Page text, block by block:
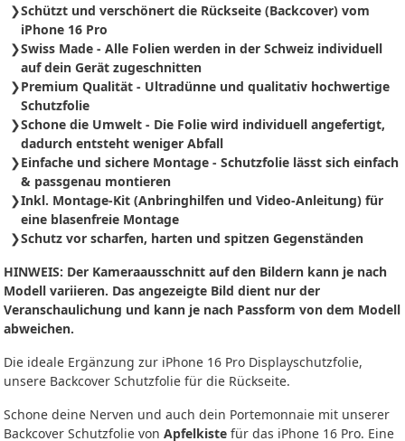
Schützt und verschönert die Rückseite (Backcover) vom
iPhone 16 Pro
Swiss Made - Alle Folien werden in der Schweiz individuell
auf dein Gerät zugeschnitten
Premium Qualität - Ultradünne und qualitativ hochwertige
Schutzfolie
Schone die Umwelt - Die Folie wird individuell angefertigt,
dadurch entsteht weniger Abfall
Einfache und sichere Montage - Schutzfolie lässt sich einfach
& passgenau montieren
Inkl. Montage-Kit (Anbringhilfen und Video-Anleitung) für
eine blasenfreie Montage
Schutz vor scharfen, harten und spitzen Gegenständen
HINWEIS: Der Kameraausschnitt auf den Bildern kann je nach
Modell variieren. Das angezeigte Bild dient nur der
Veranschaulichung und kann je nach Passform von dem Modell
abweichen.
Die ideale Ergänzung zur iPhone 16 Pro Displayschutzfolie,
unsere Backcover Schutzfolie für die Rückseite.
Schone deine Nerven und auch dein Portemonnaie mit unserer
Backcover Schutzfolie von Apfelkiste für das iPhone 16 Pro. Eine